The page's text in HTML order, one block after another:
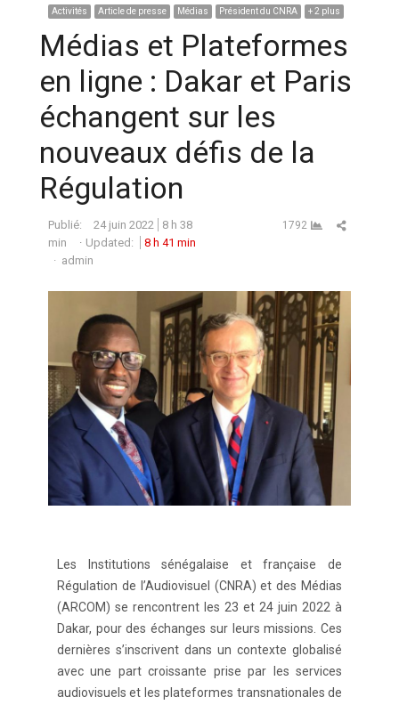
Activités Article de presse Médias Président du CNRA + 2 plus
Médias et Plateformes
en ligne : Dakar et Paris
échangent sur les
nouveaux défis de la
Régulation
Publié: 24 juin 2022
8 h 38
min
Updated:
8 h 41 min
Auteur
admin
1792 Partager
Les Institutions sénégalaise et française de
Régulation de l’Audiovisuel (CNRA) et des Médias
(ARCOM) se rencontrent les 23 et 24 juin 2022 à
Dakar, pour des échanges sur leurs missions. Ces
dernières s’inscrivent dans un contexte globalisé
avec une part croissante prise par les services
audiovisuels et les plateformes transnationales de